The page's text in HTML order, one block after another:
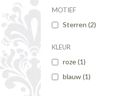
MOTIEF
Sterren (2)
KLEUR
roze(1)
blauw(1)